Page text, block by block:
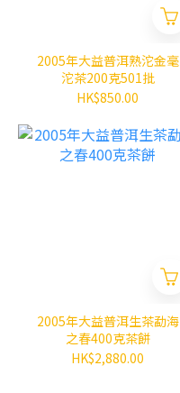
2005年大益普洱熟沱金毫
沱茶200克501批
HK$850.00
2005年大益普洱生茶勐海
之春400克茶餅
HK$2,880.00